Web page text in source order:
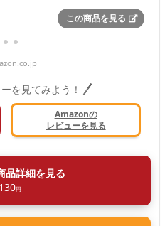
この商品を見る
を見てみよう！
Amazonの
レビューを見る
品詳細を見る
円